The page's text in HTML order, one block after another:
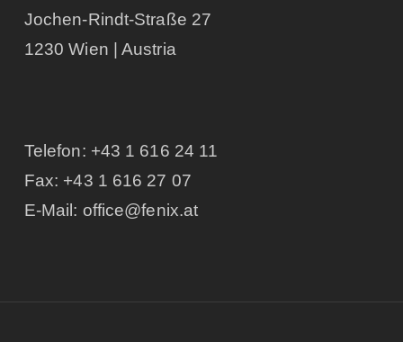
Jochen-Rindt-Straße 27
1230 Wien | Austria
Telefon: +43 1 616 24 11
Fax: +43 1 616 27 07
E-Mail: office@fenix.at